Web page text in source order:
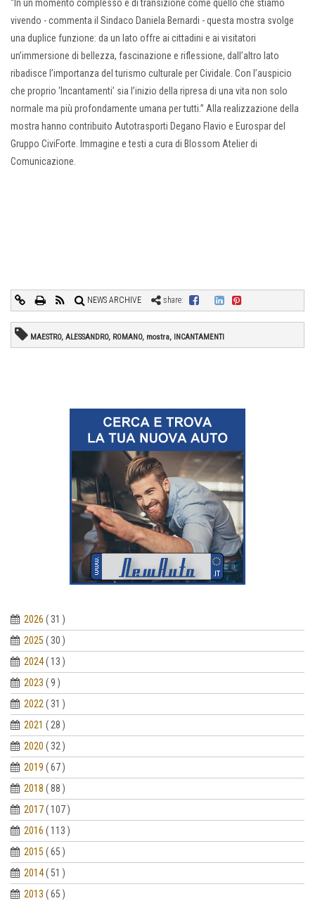
“In un momento complesso e di transizione come quello che stiamo
vivendo - commenta il Sindaco Daniela Bernardi - questa mostra svolge
una duplice funzione: da un lato offre ai cittadini e ai visitatori
un’immersione di bellezza, fascinazione e riflessione, dall’altro lato
ribadisce l’importanza del turismo culturale per Cividale. Con l’auspicio
che proprio ‘Incantamenti’ sia l’inizio della ripresa di una vita non solo
normale ma più profondamente umana per tutti.” Alla realizzazione della
mostra hanno contribuito Autotrasporti Degano Flavio e Eurospar del
Gruppo CiviForte. Immagine e testi a cura di Blossom Atelier di
Comunicazione.
NEWS ARCHIVE share:
MAESTRO, ALESSANDRO, ROMANO, mostra, INCANTAMENTI
2026 ( 31 )
2025 ( 30 )
2024( 13 )
2023 ( 9 )
2022 ( 31 )
2021 ( 28 )
2020 ( 32 )
2019 ( 67 )
2018 ( 88 )
2017( 107 )
2016 ( 113 )
2015 ( 65 )
2014( 51 )
2013 ( 65 )